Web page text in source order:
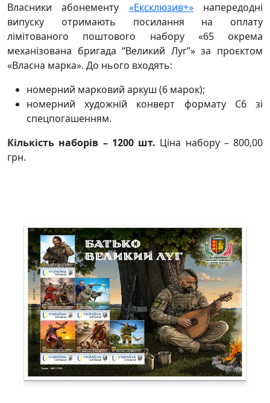
Власники абонементу «Ексклюзив+»напередодні
випуску отримають посилання на оплату
лімітованого поштового набору «65 окрема
механізована бригада “Великий Луг”» за проєктом
«Власна марка». До нього входять:
номерний марковий аркуш (6 марок);
номерний художній конверт формату C6 зі
спецпогашенням.
Кількість наборів – 1200 шт. Ціна набору – 800,00
грн.